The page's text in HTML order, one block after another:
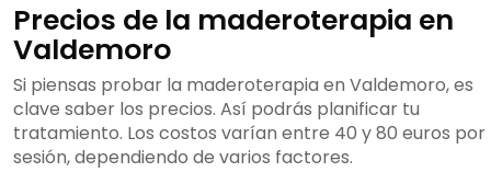
Precios de la maderoterapia en
Valdemoro
Si piensas probar la maderoterapia en Valdemoro, es
clave saber los precios. Así podrás planificar tu
tratamiento. Los costos varían entre 40 y 80 euros por
sesión, dependiendo de varios factores.